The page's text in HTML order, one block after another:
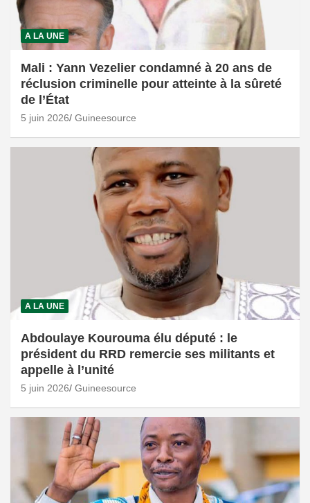
A LA UNE
Mali : Yann Vezelier condamné à 20 ans de
réclusion criminelle pour atteinte à la sûreté
de l’État
5 juin 2026 Guineesource
A LA UNE
Abdoulaye Kourouma élu député : le
président du RRD remercie ses militants et
appelle à l’unité
5 juin 2026 Guineesource